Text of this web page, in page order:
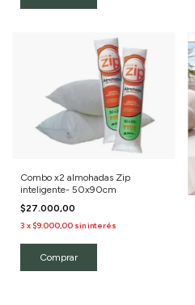
Combo x2 almohadas Zip
inteligente- 50x90cm
$27.000,00
3 x$9.000,00 sin interés